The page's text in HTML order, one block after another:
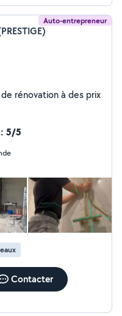
Auto-entrepreneur
rénovation à des prix
5/5
Contacter